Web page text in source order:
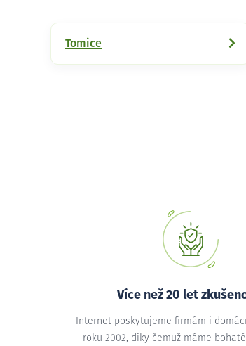
Tomice
Více než 20 let
Internet poskytujeme firmám i
roku 2002, díky čemuž máme